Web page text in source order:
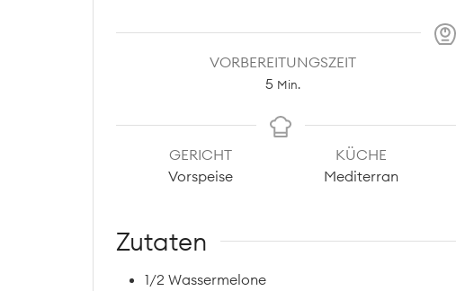
VORBEREITUNGSZEIT
5 Minuten
Min.
GERICHT
Vorspeise
KÜCHE
Mediterran
Zutaten
1/2 Wassermelone